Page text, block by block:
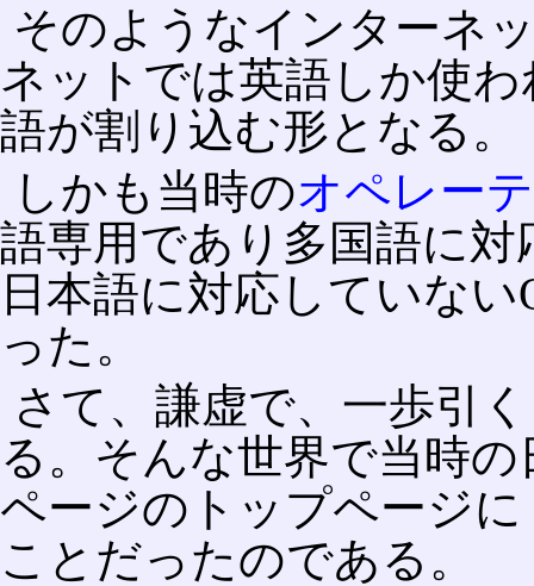
そのようなインターネ
ネットでは英語しか使
語が割り込む形となる。
しかも当時のオペレー
語専用であり多国語に
日本語に対応していない
った。
さて、謙虚で、一歩引
る。そんな世界で当時
ページのトップページに
ことだったのである。